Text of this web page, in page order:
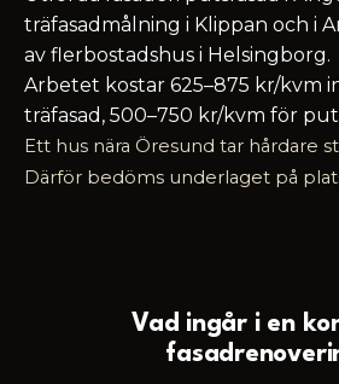
träfasadmålning i Klippan och i
av flerbostadshus i Helsingborg.
Arbetet kostar 625–875 kr/kvm
träfasad, 500–750 kr/kvm för
Ett hus nära Öresund tar hårdare
Därför bedöms underlaget på
Vad ingår i en